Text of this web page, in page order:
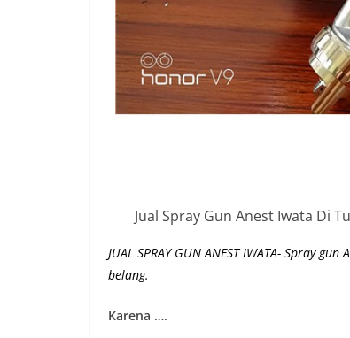
Jual Spray Gun Anest Iwata Di
JUAL SPRAY GUN ANEST IWATA- Spray
belang.
Karena ….